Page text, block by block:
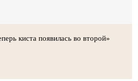
киста появилась во второй»